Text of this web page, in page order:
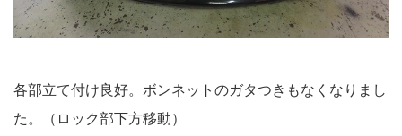
各部立て付け良好。ボンネットのガタつきもなくなりまし
た。（ロック部下方移動）